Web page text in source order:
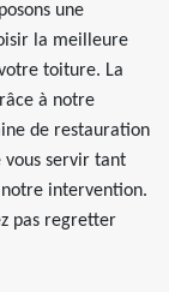
une
la meilleure
toiture. La
à notre
de restauration
vous servir tant
notre intervention.
pas regretter